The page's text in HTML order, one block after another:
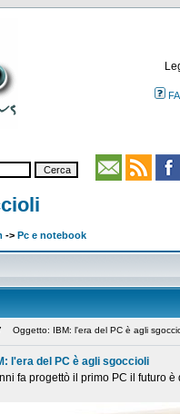
-> Pc e notebook
Oggetto: IBM: l'era del PC è agli
l'era del PC è agli sgoccioli
fa progettò il primo PC il futuro